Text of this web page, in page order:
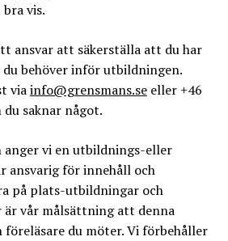
vis.
ansvar att säkerställa att du har
behöver inför utbildningen.
viainfo@grensmans.seeller +46
saknar något.
anger vi en utbildnings-eller
ansvarig för innehåll och
på plats-utbildningar och
vår målsättning att denna
föreläsare du möter. Vi förbehåller